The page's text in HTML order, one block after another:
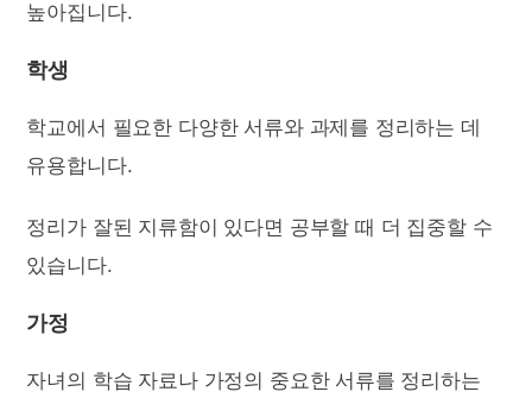
높아집니다.
학생
학교에서 필요한 다양한 서류와 과제를 정리하는 데
유용합니다.
정리가 잘된 지류함이 있다면 공부할 때 더 집중할 수
있습니다.
가정
자녀의 학습 자료나 가정의 중요한 서류를 정리하는